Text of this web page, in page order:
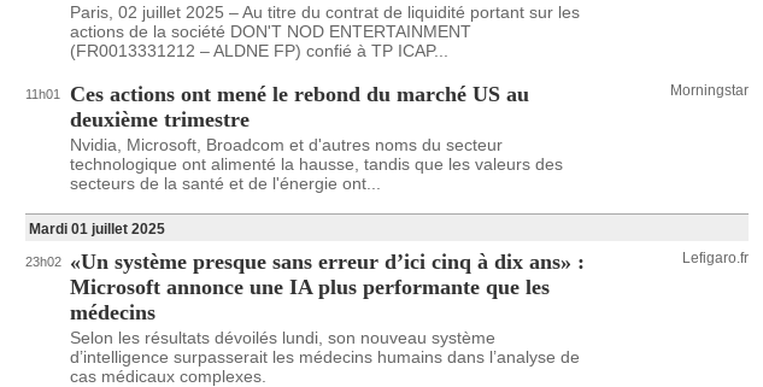
Paris, 02 juillet 2025 – Au titre du contrat de liquidité portant sur les
actions de la société DON'T NOD ENTERTAINMENT
(FR0013331212 – ALDNE FP) confié à TP ICAP...
11h01
Ces actions ont mené le rebond du marché US au
deuxième trimestre
Nvidia, Microsoft, Broadcom et d'autres noms du secteur
technologique ont alimenté la hausse, tandis que les valeurs des
secteurs de la santé et de l'énergie ont...
Morningstar
Mardi 01 juillet 2025
23h02
«Un système presque sans erreur d’ici cinq à dix ans» :
Microsoft annonce une IA plus performante que les
médecins
Selon les résultats dévoilés lundi, son nouveau système
d’intelligence surpasserait les médecins humains dans l’analyse de
cas médicaux complexes.
Lefigaro.fr